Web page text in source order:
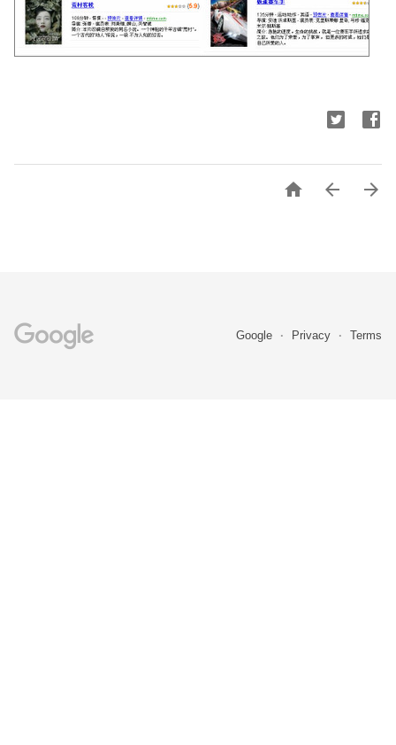
  
Google Privacy Terms